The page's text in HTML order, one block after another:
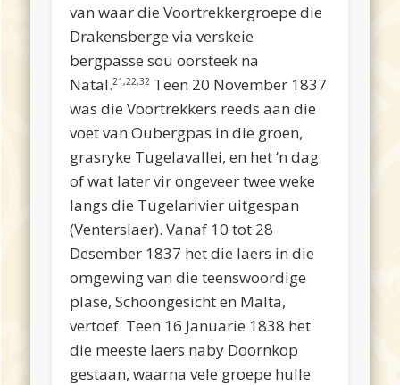
vanwaardieVoortrekkergroepe die
Drakensberge via verskeie
bergpassesou oorsteek na
Natal.21,22,32 Teen 20 November 1837
was die Voortrekkers reedsaan die
voetvanOubergpas in die groen,
grasryke Tugelavallei,en het ‘n dag
of wat latervirongeveertweeweke
langs die Tugelarivier uitgespan
(Venterslaer).Vanaf 10 tot 28
Desember 1837 het die laers in die
omgewingvan dieteenswoordige
plase,Schoongesichten Malta,
vertoef. Teen 16 Januarie 1838 het
die meeste laers naby Doornkop
gestaan,waarna vele groepe hulle